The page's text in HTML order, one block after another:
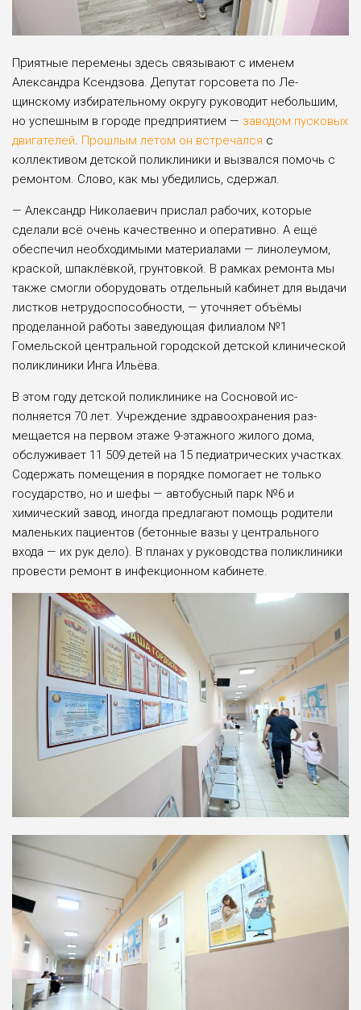
Приятные перемены здесь связывают с именем
Александра Ксендзова. Депутат горсовета по Ле­
щинскому избирательному округу руководит неболь­шим,
но успешным в го­роде предприятием — за­водом пусковых
двигате­лей. Прошлым летом он встречался с
коллективом детской поликлиники и вызвался помочь с
ремон­том. Слово, как мы убеди­лись, сдержал.
— Александр Николае­вич прислал рабочих, ко­торые
сделали всё очень качественно и оперативно. А ещё
обеспечил необ­ходимыми материалами — линолеумом,
краской, шпаклёвкой, грунтовкой. В рамках ремонта мы
так­же смогли оборудовать от­дельный кабинет для вы­дачи
листков нетрудоспо­собности, — уточняет объ­ёмы
проделанной работы заведующая филиалом №1
Гомельской центральной городской детской клини­ческой
поликлиники Ин­га Ильёва.
В этом году детской по­ликлинике на Сосновой ис­
полняется 70 лет. Учрежде­ние здравоохранения раз­
мещается на первом эта­же 9-этажного жилого до­ма,
обслуживает 11 509 де­тей на 15 педиатрических участках.
Содержать по­мещения в порядке помо­гает не только
государство, но и шефы — автобусный парк №6 и
химический за­вод, иногда предлагают по­мощь родители
маленьких пациентов (бетонные вазы у центрального
входа — их рук дело). В планах у руко­водства поликлиники
про­вести ремонт в инфекцион­ном кабинете.